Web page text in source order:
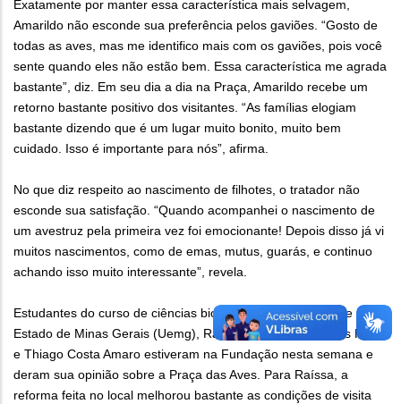
Exatamente por manter essa característica mais selvagem,
Amarildo não esconde sua preferência pelos gaviões. “Gosto de
todas as aves, mas me identifico mais com os gaviões, pois você
sente quando eles não estão bem. Essa característica me agrada
bastante”, diz. Em seu dia a dia na Praça, Amarildo recebe um
retorno bastante positivo dos visitantes. “As famílias elogiam
bastante dizendo que é um lugar muito bonito, muito bem
cuidado. Isso é importante para nós”, afirma.
No que diz respeito ao nascimento de filhotes, o tratador não
esconde sua satisfação. “Quando acompanhei o nascimento de
um avestruz pela primeira vez foi emocionante! Depois disso já vi
muitos nascimentos, como de emas, mutus, guarás, e continuo
achando isso muito interessante”, revela.
Estudantes do curso de ciências biológicas da Universidade do
Estado de Minas Gerais (Uemg), Raíssa Gabriela Medeiros Faltz
e Thiago Costa Amaro estiveram na Fundação nesta semana e
deram sua opinião sobre a Praça das Aves. Para Raíssa, a
reforma feita no local melhorou bastante as condições de visita